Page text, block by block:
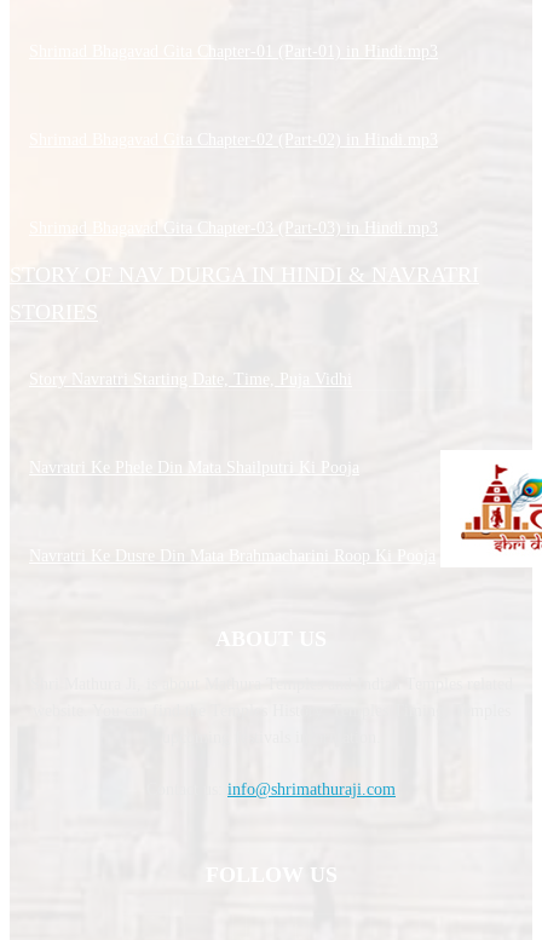
Shrimad Bhagavad Gita Chapter-03 (Part-03) in Hindi.mp3
STORY OF NAV DURGA IN HINDI & NAVRATRI
STORIES
Story Navratri Starting Date, Time, Puja Vidhi
Navratri Ke Phele Din Mata Shailputri Ki Pooja
Navratri Ke Dusre Din Mata Brahmacharini Roop Ki Pooja
info@shrimathuraji.com
FOLLOW US